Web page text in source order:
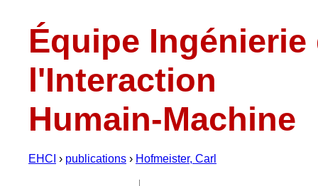
Équipe Ingénierie
l'Interaction
Humain-Machine
EHCI › publications › Hofmeister, Carl